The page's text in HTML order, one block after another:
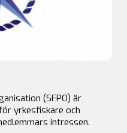
(SFPO) är
yrkesfiskare och
intressen.